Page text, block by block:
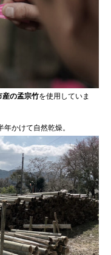
産の孟宗竹を使用していま
かけて自然乾燥。